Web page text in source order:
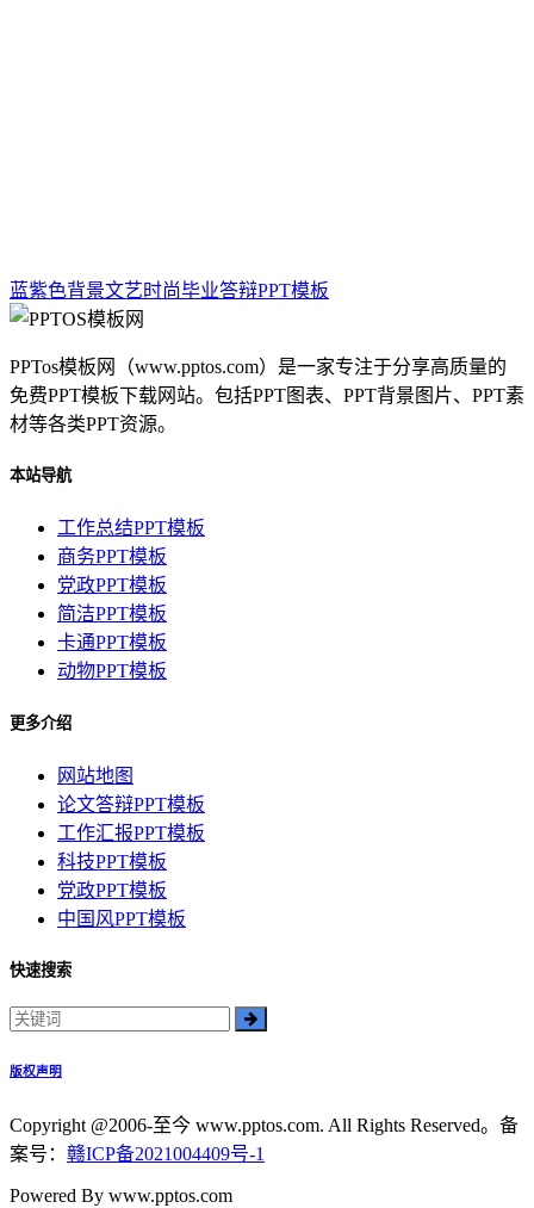
蓝紫色背景文艺时尚毕业答辩PPT模板
PPTos模板网（www.pptos.com）是一家专注于分享高质量的
免费PPT模板下载网站。包括PPT图表、PPT背景图片、PPT素
材等各类PPT资源。
本站导航
工作总结PPT模板
商务PPT模板
党政PPT模板
简洁PPT模板
卡通PPT模板
动物PPT模板
更多介绍
网站地图
论文答辩PPT模板
工作汇报PPT模板
科技PPT模板
党政PPT模板
中国风PPT模板
快速搜索
版权声明
Copyright @2006-至今 www.pptos.com. All Rights Reserved。备
案号： 赣ICP备2021004409号-1
Powered By www.pptos.com